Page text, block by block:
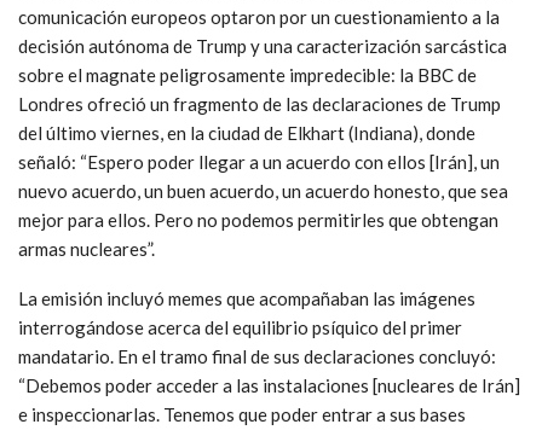
comunicación europeos optaron por un cuestionamiento a la
decisión autónoma de Trump y una caracterización sarcástica
sobre el magnate peligrosamente impredecible: la BBC de
Londres ofreció un fragmento de las declaraciones de Trump
del último viernes, en la ciudad de Elkhart (Indiana), donde
señaló: “Espero poder llegar a un acuerdo con ellos [Irán], un
nuevo acuerdo, un buen acuerdo, un acuerdo honesto, que sea
mejor para ellos. Pero no podemos permitirles que obtengan
armas nucleares”.
La emisión incluyó memes que acompañaban las imágenes
interrogándose acerca del equilibrio psíquico del primer
mandatario. En el tramo final de sus declaraciones concluyó:
“Debemos poder acceder a las instalaciones [nucleares de Irán]
e inspeccionarlas. Tenemos que poder entrar a sus bases